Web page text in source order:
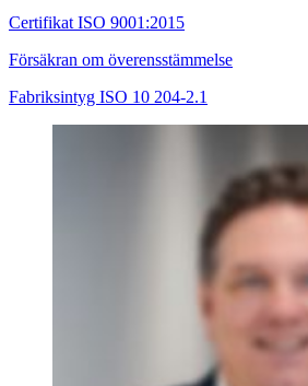
Certifikat ISO 9001:2015
Försäkran om överensstämmelse
Fabriksintyg ISO 10 204-2.1